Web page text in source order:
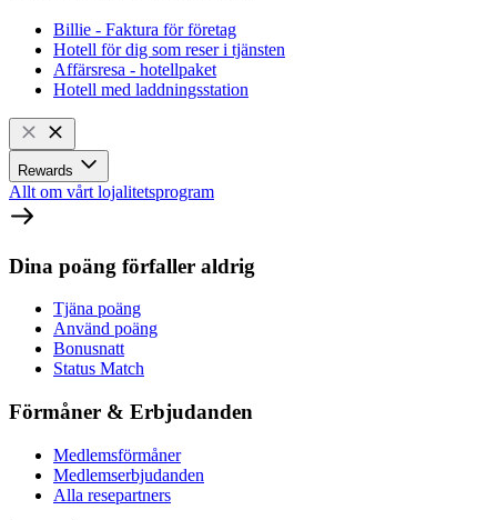
Billie - Faktura för företag
Hotell för dig som reser i tjänsten
Affärsresa - hotellpaket
Hotell med laddningsstation
Rewards
Allt om vårt lojalitetsprogram
Dina poäng förfaller aldrig
Tjäna poäng
Använd poäng
Bonusnatt
Status Match
Förmåner & Erbjudanden
Medlemsförmåner
Medlemserbjudanden
Alla resepartners